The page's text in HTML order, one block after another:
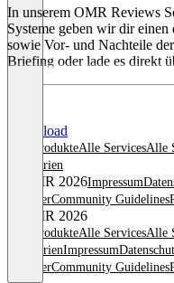
ERP-Systeme
In unserem OMR Reviews
Systeme geben wir dir
sowie Vor- und Nachteile
Briefing oder lade es direkt
Download
Alle ProdukteAlle ServicesAlle
Kategorien
© OMR 2026Impressum
AnbieterCommunity Guidelines
© OMR 2026
Alle ProdukteAlle ServicesAlle
KategorienImpressum
AnbieterCommunity Guidelines